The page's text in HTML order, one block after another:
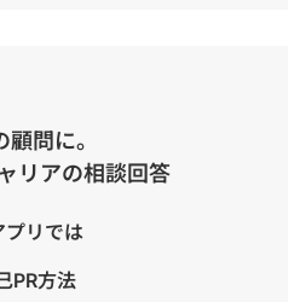
問に。
リアの相談回答
リでは
PR方法